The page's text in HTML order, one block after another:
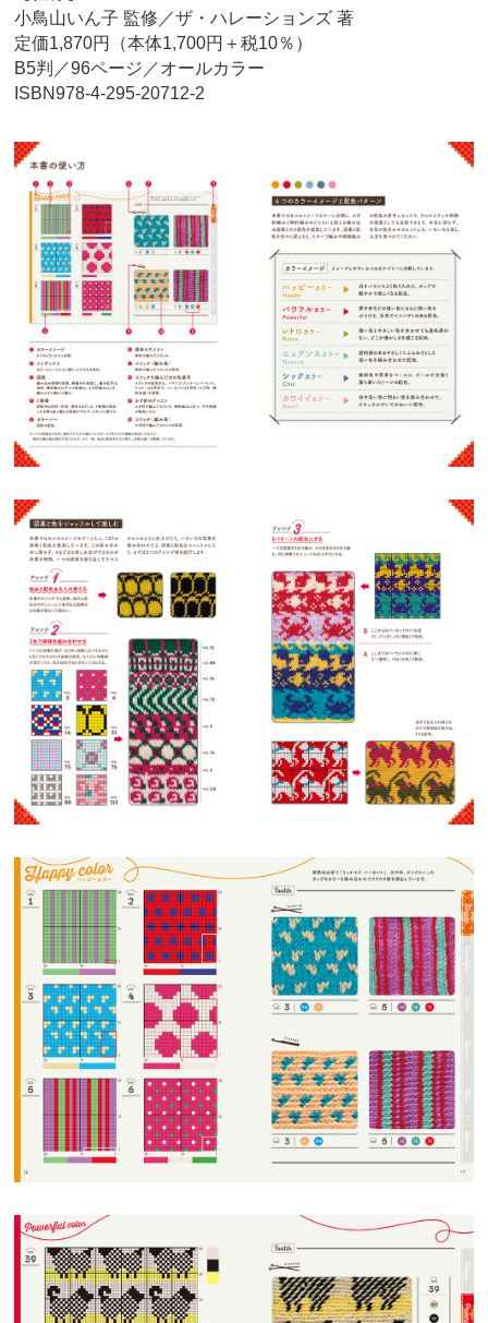
小鳥山いん子 監修／ザ・ハレーションズ 著
定価1,870円（本体1,700円＋税10％）
B5判／96ページ／オールカラー
ISBN978-4-295-20712-2